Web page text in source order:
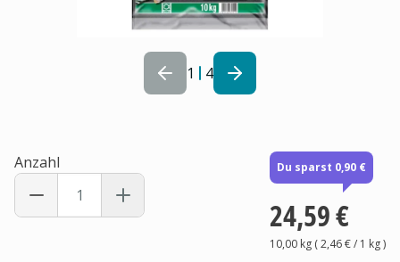
1 4
Anzahl Du sparst 0,90 €
24,59 €
10,00 kg(2,46 €/ 1 kg)